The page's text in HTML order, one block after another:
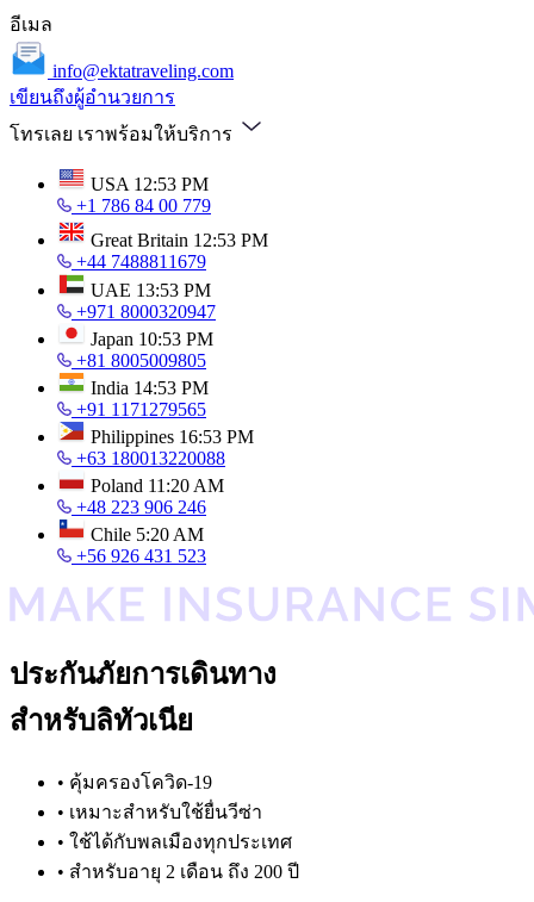
อีเมล
info@ektatraveling.com
เขียนถึงผู้อำนวยการ
โทรเลย เราพร้อมให้บริการ
USA 12:53 PM
+1 786 84 00 779
Great Britain 12:53 PM
+44 7488811679
UAE 13:53 PM
+971 8000320947
Japan 10:53 PM
+81 8005009805
India 14:53 PM
+91 1171279565
Philippines 16:53 PM
+63 180013220088
Poland 11:20 AM
+48 223 906 246
Chile 5:20 AM
+56 926 431 523
ประกันภัยการเดินทาง
สำหรับลิทัวเนีย
• คุ้มครองโควิด-19
• เหมาะสำหรับใช้ยื่นวีซ่า
• ใช้ได้กับพลเมืองทุกประเทศ
• สำหรับอายุ 2 เดือน ถึง 200 ปี